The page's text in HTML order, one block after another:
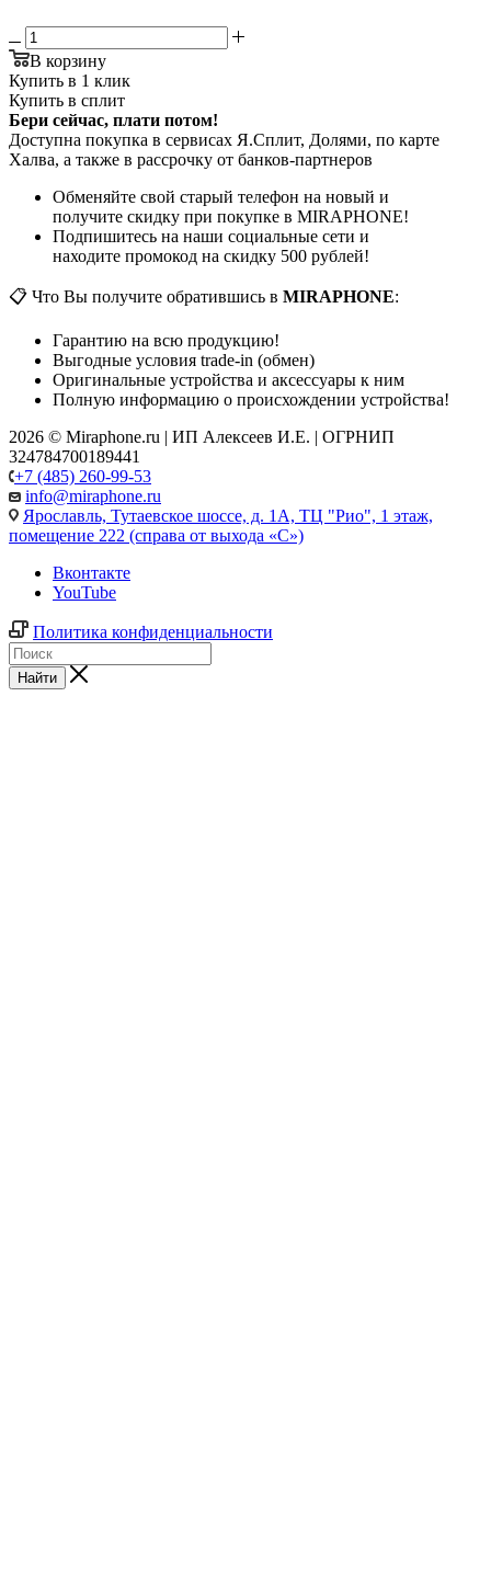
В корзину
Купить в 1 клик
Купить в сплит
Бери сейчас, плати потом!
Доступна покупка в сервисах Я.Сплит, Долями, по карте
Халва, а также в рассрочку от банков-партнеров
Обменяйте свой старый телефон на новый и
получите скидку при покупке в MIRAPHONE!
Подпишитесь на наши социальные сети и
находите промокод на скидку 500 рублей!
📋 Что Вы получите обратившись в MIRAPHONE:
Гарантию на всю продукцию!
Выгодные условия trade-in (обмен)
Оригинальные устройства и аксессуары к ним
Полную информацию о происхождении устройства!
2026 © Miraphone.ru | ИП Алексеев И.Е. | ОГРНИП
324784700189441
+7 (485) 260-99-53
info@miraphone.ru
Ярославль, Тутаевское шоссе, д. 1А, ТЦ "Рио", 1 этаж,
помещение 222 (справа от выхода «С»)
Вконтакте
YouTube
Политика конфиденциальности
Найти